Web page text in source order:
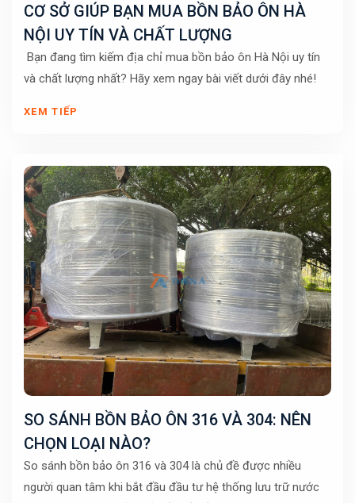
CƠ SỞ GIÚP BẠN MUA BỒN BẢO ÔN HÀ
NỘI UY TÍN VÀ CHẤT LƯỢNG
Bạn đang tìm kiếm địa chỉ mua bồn bảo ôn Hà Nội uy tín
và chất lượng nhất? Hãy xem ngay bài viết dưới đây nhé!
XEM TIẾP
SO SÁNH BỒN BẢO ÔN 316 VÀ 304: NÊN
CHỌN LOẠI NÀO?
So sánh bồn bảo ôn 316 và 304 là chủ đề được nhiều
người quan tâm khi bắt đầu đầu tư hệ thống lưu trữ nước